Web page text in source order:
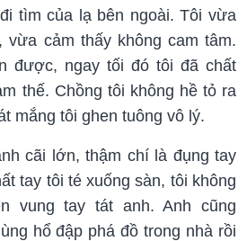
tìm của lạ bên ngoài. Tôi vừa
vừa cảm thấy không cam tâm.
được, ngay tối đó tôi đã chất
thế. Chồng tôi không hề tỏ ra
mắng tôi ghen tuông vô lý.
cãi lớn, thậm chí là đụng tay
tay tôi té xuống sàn, tôi không
vung tay tát anh. Anh cũng
hổ đập phá đồ trong nhà rồi